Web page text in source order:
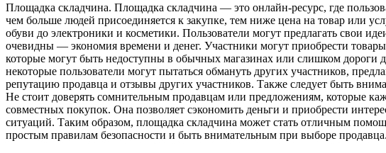
Плoщaдкa склaдчинa. Площадка складчина — это онлайн-ресурс, где
чем больше людей присоединяется к закупке, тем ниже цена на товар или
обуви до электроники и косметики. Пользователи могут предлагать свои
очевидны — экономия времени и денег. Участники могут приобрести
которые могут быть недоступны в обычных магазинах или слишком дороги
некоторые пользователи могут пытаться обмануть других участников,
репутацию продавца и отзывы других участников. Также следует быть
Не стоит доверять сомнительным продавцам или предложениям, которые
совместных покупок. Она позволяет сэкономить деньги и приобрести
ситуаций. Таким образом, площадка складчина может стать отличным
простым правилам безопасности и быть внимательным при выборе продавца.